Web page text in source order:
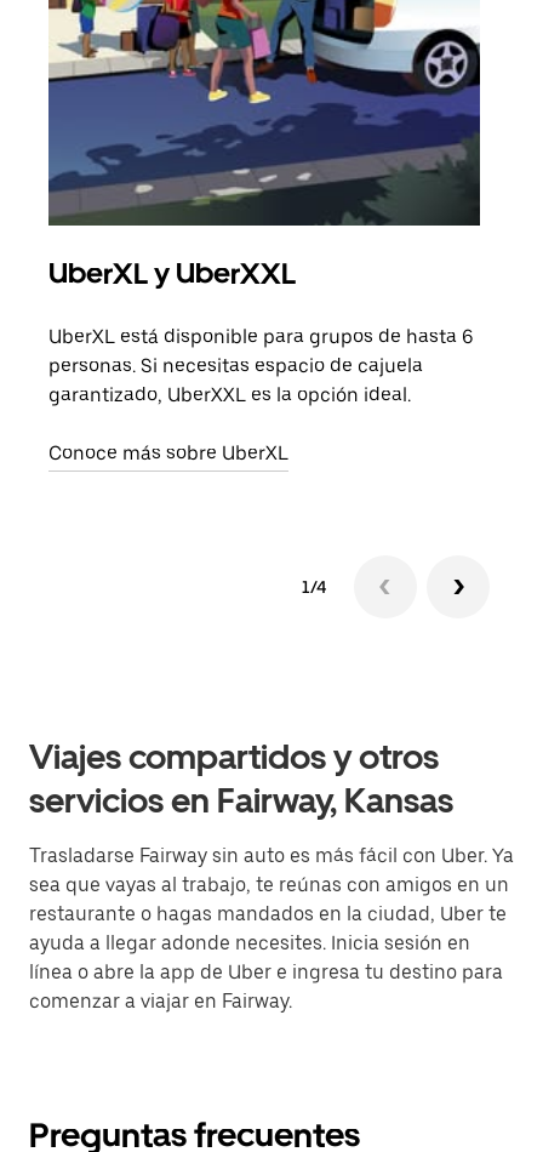
UberXL y UberXXL
UberXL está disponible para grupos de hasta 6
personas. Si necesitas espacio de cajuela
garantizado, UberXXL es la opción ideal.
Conoce más sobre UberXL
1/4
Viajes compartidos y otros
servicios en Fairway, Kansas
Trasladarse Fairway sin auto es más fácil con Uber. Ya
sea que vayas al trabajo, te reúnas con amigos en un
restaurante o hagas mandados en la ciudad, Uber te
ayuda a llegar adonde necesites. Inicia sesión en
línea o abre la app de Uber e ingresa tu destino para
comenzar a viajar en Fairway.
Preguntas frecuentes